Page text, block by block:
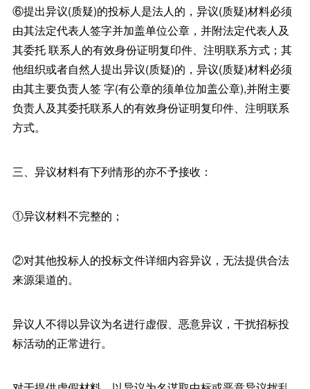
⑥提出异议(质疑)的投标人是法人的，异议(质疑)材料必须
由其法定代表人签字并加盖单位公章，并附法定代表人及
其委托 联系人的有效身份证明复印件、注明联系方式；其
他组织或者自然人提出异议(质疑)的，异议(质疑)材料必须
由其主要负责人签 字(有公章的须单位加盖公章),并附主要
负责人及其委托联系人的有效身份证明复印件、注明联系
方式。
三、异议材料有下列情形的亦不予接收：
①异议材料不完整的；
②对其他投标人的投标文件详细内容异议，无法提供合法
来源渠道的。
异议人不得以异议为名进行虚假、恶意异议，干扰招标投
标活动的正常进行。